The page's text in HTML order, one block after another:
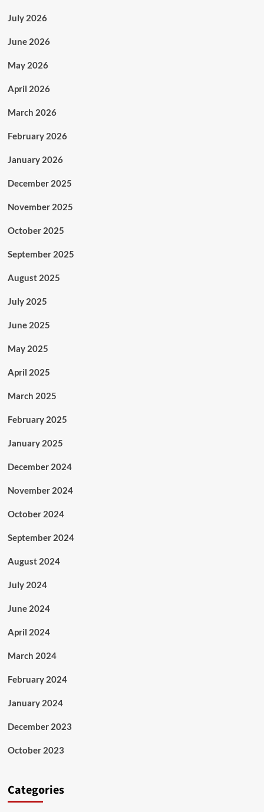
July 2026
June 2026
May 2026
April 2026
March 2026
February 2026
January 2026
December 2025
November 2025
October 2025
September 2025
August 2025
July 2025
June 2025
May 2025
April 2025
March 2025
February 2025
January 2025
December 2024
November 2024
October 2024
September 2024
August 2024
July 2024
June 2024
April 2024
March 2024
February 2024
January 2024
December 2023
October 2023
Categories